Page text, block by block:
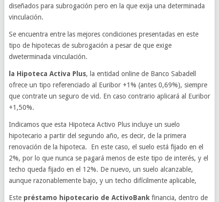
diseñados para subrogación pero en la que exija una determinada
vinculación.
Se encuentra entre las mejores condiciones presentadas en este
tipo de hipotecas de subrogación a pesar de que exige
dweterminada vinculación.
la Hipoteca Activa Plus, la entidad online de Banco Sabadell
ofrece un tipo referenciado al Euribor +1% (antes 0,69%), siempre
que contrate un seguro de vid. En caso contrario aplicará al Euribor
+1,50%.
Indicamos que esta Hipoteca Activo Plus incluye un suelo
hipotecario a partir del segundo año, es decir, de la primera
renovación de la hipoteca. En este caso, el suelo está fijado en el
2%, por lo que nunca se pagará menos de este tipo de interés, y el
techo queda fijado en el 12%. De nuevo, un suelo alcanzable,
aunque razonablemente bajo, y un techo difícilmente aplicable,
Este préstamo hipotecario de ActivoBankfinancia, dentro de